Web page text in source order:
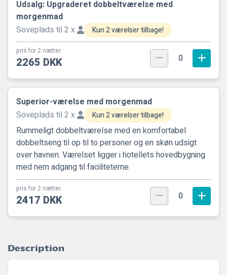
Udsalg: Upgraderet dobbeltværelse med
morgenmad
Soveplads til 2 x
Kun 2 værelser tilbage!
pris for 2 nætter.
2265 DKK 0
Superior-værelse med morgenmad
Soveplads til 2 x
Kun 2 værelser tilbage!
Rummeligt dobbeltværelse med en komfortabel
dobbeltseng til op til to personer og en skøn udsigt
over havnen. Værelset ligger i hotellets hovedbygning
med nem adgang til faciliteterne.
pris for 2 nætter.
2417 DKK 0
Description